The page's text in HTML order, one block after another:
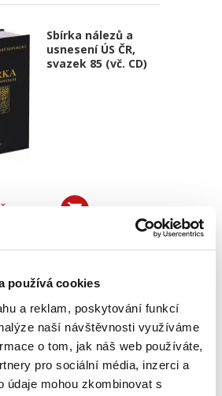
používá cookies
a reklam, poskytování funkcí
naší návštěvnosti využíváme
o tom, jak náš web používáte,
pro sociální média, inzerci a
údaje mohou zkombinovat s
Sbírka nálezů a
usnesení ÚS ČR,
svazek 85 (vč. CD)
nepostradatelnou
a...
Sbírka nálezů a
usnesení ÚS ČR,
svazek 84 (vč. CD)